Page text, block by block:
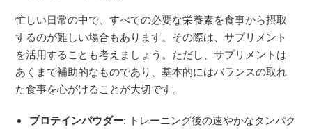
忙しい日常の中で、すべての必要な栄養素を食事から摂取
するのが難しい場合もあります。その際は、サプリメント
を活用することも考えましょう。ただし、サプリメントは
あくまで補助的なものであり、基本的にはバランスの取れ
た食事を心がけることが大切です。
プロテインパウダー: トレーニング後の速やかなタンパク